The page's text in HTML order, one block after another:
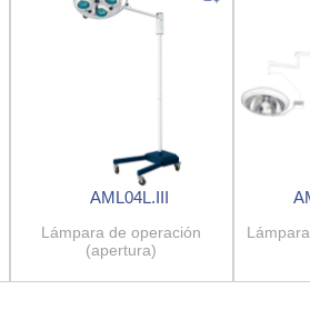
AML04L.III
Lámpara de operación
(apertura)